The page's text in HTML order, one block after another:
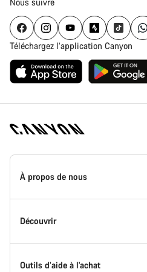
Téléchargez l’application Canyon
Page
d'accueil
Canyon
-
Canyon
À propos de nous
Inside Canyon
L'innovation chez Canyon
Découvrir
Evénements
Outils d’aide à l'achat